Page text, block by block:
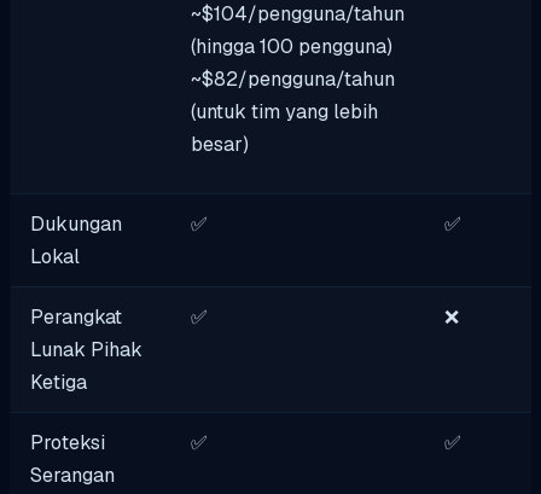
~$104/pengguna/tahun
(hingga 100 pengguna)
~$82/pengguna/tahun
(untuk tim yang lebih
besar)
Dukungan
Lokal
✅ ✅
Perangkat
Lunak Pihak
Ketiga
✅ ❌
Proteksi
Serangan
✅ ✅